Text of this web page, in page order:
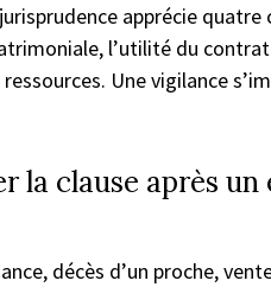
apprécie quatre
l’utilité du
Une vigilance
la clause après
décès d’un proche,